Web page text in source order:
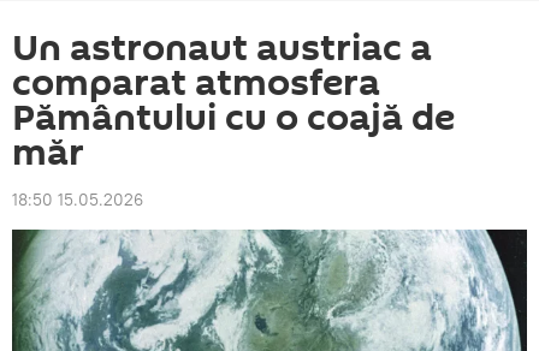
Un astronaut austriac a
comparat atmosfera
Pământului cu o coajă de
măr
18:50 15.05.2026